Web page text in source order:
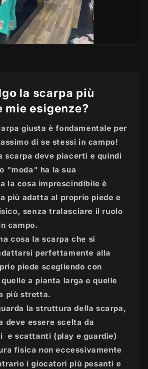
la scarpa più
mie esigenze?
giusta è fondamentale per
di se stessi in campo!
scarpa deve piacerti e quindi
"moda" ha la sua
la cosa imprescindibile è
più adatta al proprio piede e
senza tralasciare il ruolo
campo.
cosa la scarpa che si
perfettamente alla
piede scegliendo con
a pianta larga e quelle
più stretta.
la struttura della scarpa,
deve essere scelta da
e scattanti (play e guardie)
fisica non eccessivamente
i giocatori più pesanti e